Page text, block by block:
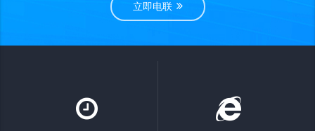
立即电联